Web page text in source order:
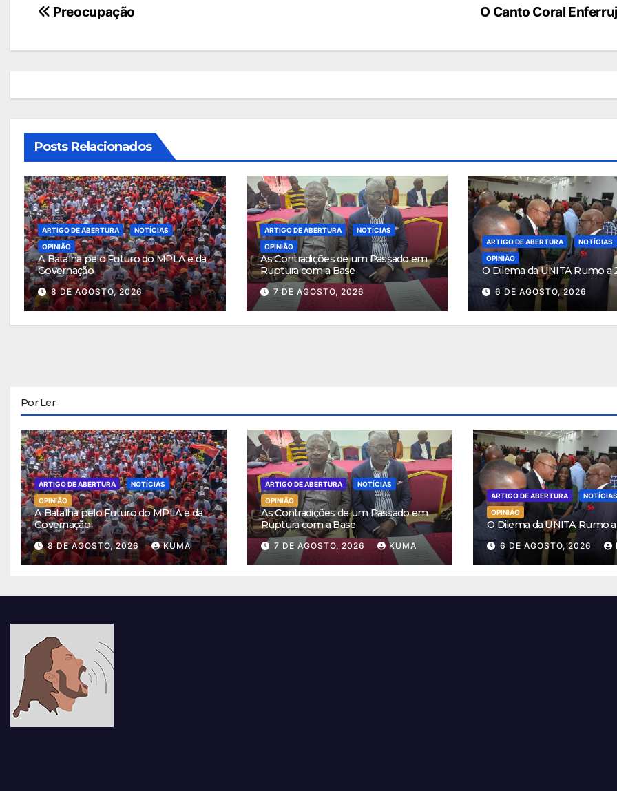
Navegação
O Canto Coral
Preocupação
Posts Relacionados
ARTIGO DE ABERTURA
NOTÍCIAS
OPINIÃO
A Batalha pelo Futuro do MPLA e da
Governação
8 DE AGOSTO, 2026
ARTIGO DE ABERTURA
NOTÍCIAS
OPINIÃO
As Contradições de um Passado em
Ruptura com a Base
7 DE AGOSTO, 2026
ARTIGO DE ABERTURA
NOTÍCIAS
OPINIÃO
O Dilema da UNITA Rumo a
6 DE AGOSTO, 2026
Por Ler
ARTIGO DE ABERTURA
NOTÍCIAS
OPINIÃO
A Batalha pelo Futuro do MPLA e da
Governação
8 DE AGOSTO, 2026 KUMA
ARTIGO DE ABERTURA
NOTÍCIAS
OPINIÃO
As Contradições de um Passado em
Ruptura com a Base
7 DE AGOSTO, 2026 KUMA
ARTIGO DE ABERTURA
NOTÍCIAS
OPINIÃO
O Dilema da UNITA Rumo
6 DE AGOSTO, 2026